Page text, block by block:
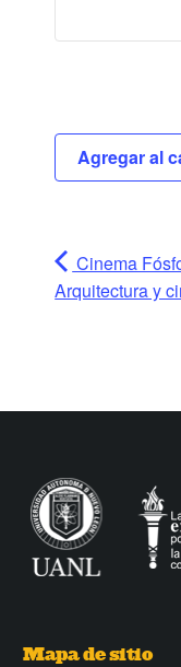
Agregar al
Cinema
Arquitectura y
Mapa de sitio